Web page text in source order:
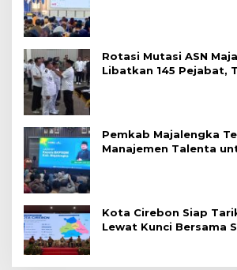
Rotasi Mutasi ASN
Libatkan 145 Pejabat,
Pemkab Majalengka
Manajemen Talenta
Kota Cirebon Siap
Lewat Kunci Bersama